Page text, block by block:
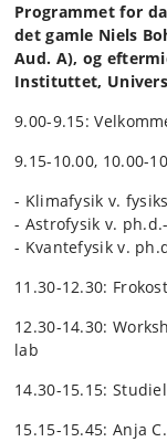
Programmet for
det gamle Niels
Aud. A), og
Instituttet,
9.00-9.15:
9.15-10.00, 10.00-
- Klimafysik v.
- Astrofysik v.
- Kvantefysik v.
11.30-12.30:
12.30-14.30:
lab
14.30-15.15:
15.15-15.45: Anja